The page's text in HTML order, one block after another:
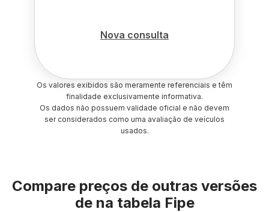
Nova consulta
Os valores exibidos são meramente referenciais e têm
finalidade exclusivamente informativa.
Os dados não possuem validade oficial e não devem
ser considerados como uma avaliação de veículos
usados.
Compare preços de outras versões
de na tabela Fipe